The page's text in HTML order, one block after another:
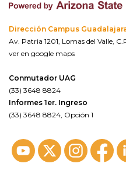
Dirección Campus
Av. Patria 1201, Lomas del Valle,
ver en google maps
Conmutador UAG
(33) 3648 8824
Informes 1er. Ingreso
(33) 3648 8824, Opción 1